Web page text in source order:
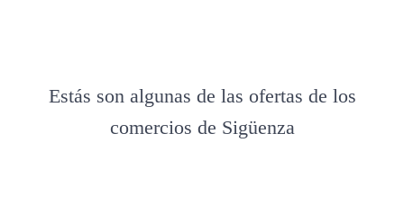
Estás son algunas de las ofertas de los
comercios de Sigüenza